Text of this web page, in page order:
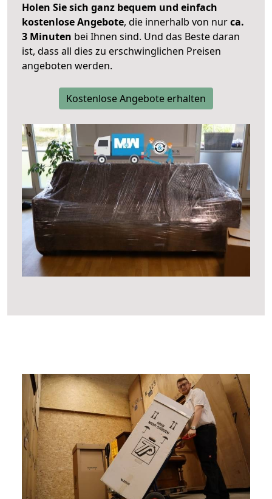
Holen Sie sich ganz bequem und einfach
kostenlose Angebote, die innerhalb von nurca.
3 Minuten bei Ihnen sind. Und das Beste daran
ist, dass all dies zu erschwinglichen Preisen
angeboten werden.
Kostenlose Angebote erhalten